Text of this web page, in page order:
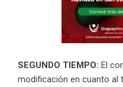
SEGUNDO TIEMPO: El
modificación en cuanto al